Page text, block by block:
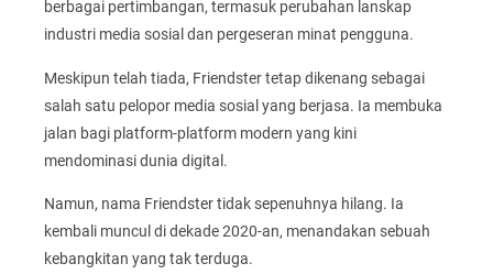
berbagai pertimbangan, termasuk perubahan lanskap
industri media sosial dan pergeseran minat pengguna.
Meskipun telah tiada, Friendster tetap dikenang sebagai
salah satu pelopor media sosial yang berjasa. Ia membuka
jalan bagi platform-platform modern yang kini
mendominasi dunia digital.
Namun, nama Friendster tidak sepenuhnya hilang. Ia
kembali muncul di dekade 2020-an, menandakan sebuah
kebangkitan yang tak terduga.